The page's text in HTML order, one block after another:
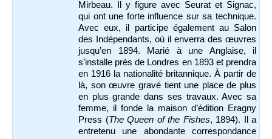
Mirbeau. Il y figure avec Seurat et Signac,
qui ont une forte influence sur sa technique.
Avec eux, il participe également au Salon
des Indépendants, où il enverra des œuvres
jusqu’en 1894. Marié à une Anglaise, il
s’installe près de Londres en 1893 et prendra
en 1916 la nationalité britannique. À partir de
là, son œuvre gravé tient une place de plus
en plus grande dans ses travaux. Avec sa
femme, il fonde la maison d’édition Eragny
Press (The Queen of the Fishes, 1894). Il a
entretenu une abondante correspondance